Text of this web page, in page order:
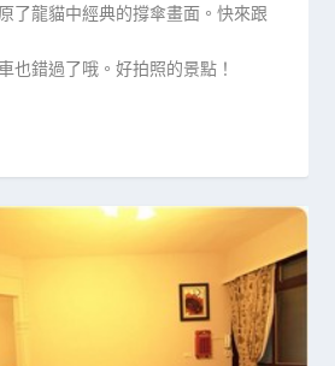
了龍貓中經典的撐傘畫面。快來跟
也錯過了哦。好拍照的景點！